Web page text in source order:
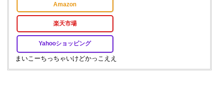
Amazon
楽天市場
Yahooショッピング
まいこーちっちゃいけどかっこええ